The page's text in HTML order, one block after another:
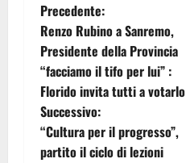
Precedente:
Renzo Rubino a Sanremo,
Presidente della Provincia
“facciamo il tifo per lui” :
Florido invita tutti a votarlo
Successivo:
“Cultura per il progresso”,
partito il ciclo di lezioni